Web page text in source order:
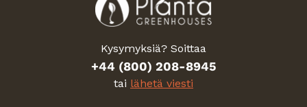
Kysymyksiä? Soittaa
+44 (800) 208-8945
tai lähetä viesti